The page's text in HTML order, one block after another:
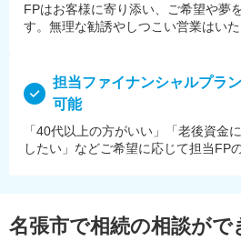
FPはお客様に寄り添い、ご希望や夢
す。無理な勧誘やしつこい営業はいた
担当ファイナンシャルプラ
可能
「40代以上の方がいい」「老後資金
したい」などご希望に応じて担当FP
名張市で相続の相談がで